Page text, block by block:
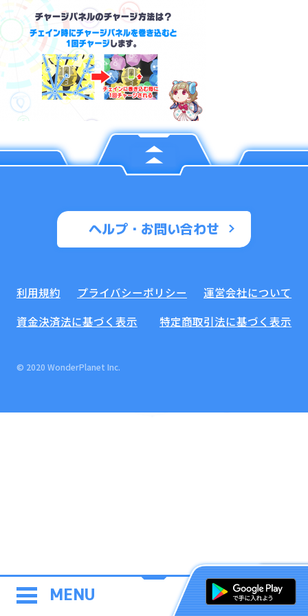
MENU
ヘルプ・お問い合わせ
利用規約 プライバシーポリシー
運営会社について
資金決済法に基づく表示
特定商取引法に基づく表示
© 2020 WonderPlanet Inc.